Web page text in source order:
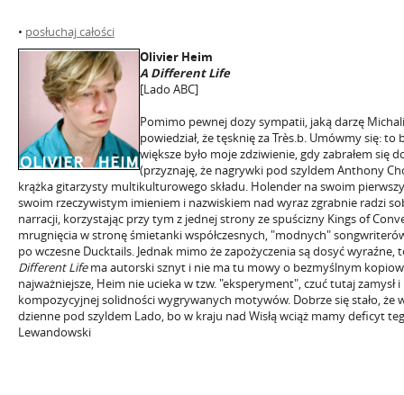
• posłuchaj całości
Olivier Heim
A Different Life
[Lado ABC]
Pomimo pewnej dozy sympatii, jaką darzę
powiedział, że tęsknię za Très.b. Umówmy się: to
większe było moje zdziwienie, gdy zabrałem się
(przyznaję, że nagrywki pod szyldem Anthony
krążka gitarzysty multikulturowego składu. Holender na swoim
swoim rzeczywistym imieniem i nazwiskiem nad wyraz zgrabnie radzi
narracji, korzystając przy tym z jednej strony ze spuścizny Kings of
mrugnięcia w stronę śmietanki współczesnych, "modnych"
po wczesne Ducktails. Jednak mimo że zapożyczenia są dosyć wyraźne,
Different Lifema autorski sznyt i nie ma tu mowy o bezmyślnym
najważniejsze, Heim nie ucieka w tzw. "eksperyment", czuć tutaj zamysł
kompozycyjnej solidności wygrywanych motywów. Dobrze się stało, że
dzienne pod szyldem Lado, bo w kraju nad Wisłą wciąż mamy deficyt
Lewandowski